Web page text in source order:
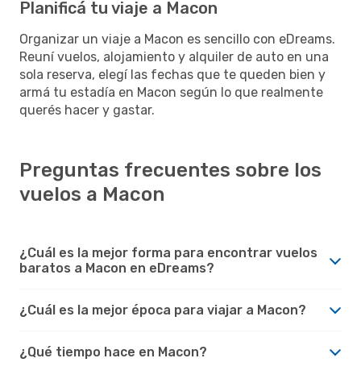
Planificá tu viaje a Macon
Organizar un viaje a Macon es sencillo con eDreams.
Reuní vuelos, alojamiento y alquiler de auto en una
sola reserva, elegí las fechas que te queden bien y
armá tu estadía en Macon según lo que realmente
querés hacer y gastar.
Preguntas frecuentes sobre los
vuelos a Macon
¿Cuál es la mejor forma para encontrar vuelos
baratos a Macon en eDreams?
¿Cuál es la mejor época para viajar a Macon?
¿Qué tiempo hace en Macon?